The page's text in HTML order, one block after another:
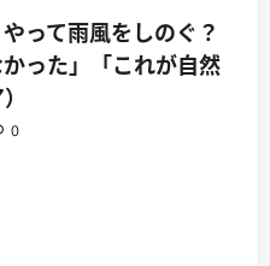
って雨風をしのぐ？
った」「これが自然
0